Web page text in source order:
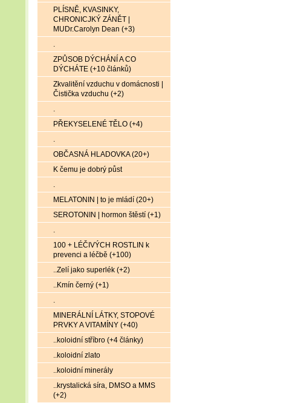
PLÍSNĚ, KVASINKY,
CHRONICJKÝ ZÁNĚT |
MUDr.Carolyn Dean (+3)
.
ZPŮSOB DÝCHÁNÍ A CO
DÝCHÁTE (+10 článků)
Zkvalitění vzduchu v domácnosti |
Čistička vzduchu (+2)
.
PŘEKYSELENÉ TĚLO (+4)
.
OBČASNÁ HLADOVKA (20+)
K čemu je dobrý půst
.
MELATONIN | to je mládí (20+)
SEROTONIN | hormon štěstí (+1)
.
100 + LÉČIVÝCH ROSTLIN k
prevenci a léčbě (+100)
..Zelí jako superlék (+2)
..Kmín černý (+1)
.
MINERÁLNÍ LÁTKY, STOPOVÉ
PRVKY A VITAMÍNY (+40)
..koloidní stříbro (+4 články)
..koloidní zlato
..koloidní minerály
..krystalická síra, DMSO a MMS
(+2)